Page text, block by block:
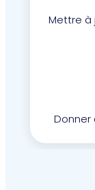
Mettre à
Donner